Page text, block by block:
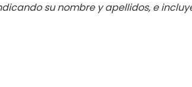
su nombre y apellidos, e